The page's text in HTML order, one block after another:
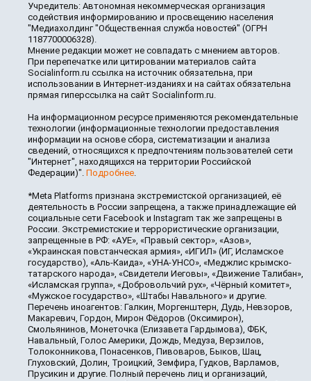
Учредитель: Автономная некоммерческая организация
содействия информированию и просвещению населения
"Медиахолдинг "Общественная служба новостей" (ОГРН
1187700006328).
Мнение редакции может не совпадать с мнением авторов.
При перепечатке или цитировании материалов сайта
Socialinform.ru ссылка на источник обязательна, при
использовании в Интернет-изданиях и на сайтах обязательна
прямая гиперссылка на сайт Socialinform.ru.
На информационном ресурсе применяются рекомендательные
технологии (информационные технологии предоставления
информации на основе сбора, систематизации и анализа
сведений, относящихся к предпочтениям пользователей сети
"Интернет", находящихся на территории Российской
Федерации)". Подробнее.
*Meta Platforms признана экстремистской организацией, её
деятельность в России запрещена, а также принадлежащие ей
социальные сети Facebook и Instagram так же запрещены в
России. Экстремистские и террористические организации,
запрещенные в РФ: «АУЕ», «Правый сектор», «Азов»,
«Украинская повстанческая армия», «ИГИЛ» (ИГ, Исламское
государство), «Аль-Каида», «УНА-УНСО», «Меджлис крымско-
татарского народа», «Свидетели Иеговы», «Движение Талибан»,
«Исламская группа», «Добровольчий рух», «Чёрный комитет»,
«Мужское государство», «Штабы Навального» и другие.
Перечень иноагентов: Галкин, Моргенштерн, Дудь, Невзоров,
Макаревич, Гордон, Мирон Фёдоров (Оксимирон),
Смольянинов, Монеточка (Елизавета Гардымова), ФБК,
Навальный, Голос Америки, Дождь, Медуза, Верзилов,
Толоконникова, Понасенков, Пивоваров, Быков, Шац,
Глуховский, Долин, Троицкий, Земфира, Гудков, Варламов,
Прусикин и другие. Полный перечень лиц и организаций,